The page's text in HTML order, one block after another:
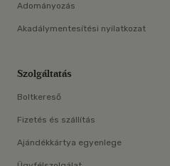
Adományozás
Akadálymentesítési nyilatkozat
Szolgáltatás
Boltkereső
Fizetés és szállítás
Ajándékkártya egyenlege